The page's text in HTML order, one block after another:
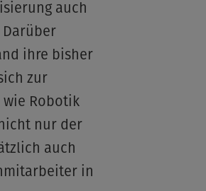
auch
ihre bisher
zur
Robotik
nur der
auch
in